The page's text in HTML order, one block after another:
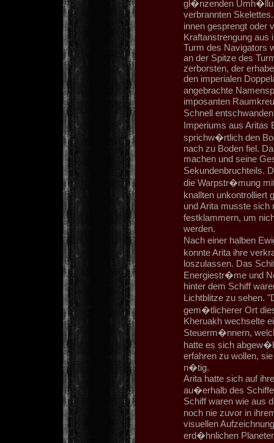
gl�nzenden
verbrannten
innen gesprengt oder
Kraftanstrengung aus
Turm des Navigators
an der Spitze des
zerborsten, der
den imperialen
angebrachte
imposanten
Schnell
Imperiums aus Aritas
sprichw�rtlich den
nach zu Boden fiel.
machen und seine
Sekundenbruchteils.
die Warpstr�mung
knallten unkontrolliert
und Arita musste sich
festklammern, um
werden.
Nach einer halben
konnte Arita ihre
loszulassen. Das
Energiestr�me und
hinter dem Schiff
Lichtblitze zu sehen.
gem�tlicherer Ort
Kheruakh wechselte
Steuerm�nnern,
hatte es sich
erfahren zu wollen,
n�tig.
Arita hatte sich auf
au�erhalb des
Schiff waren wie aus
noch nie zuvor in
visuellen
erd�hnlichen